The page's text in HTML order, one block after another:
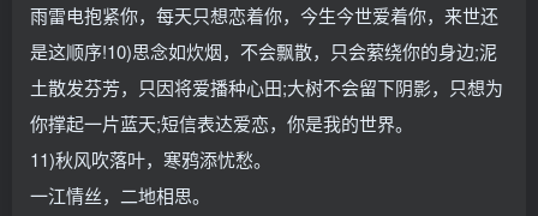
雨雷电抱紧你，每天只想恋着你，今生今世爱着你，来世还
是这顺序!10)思念如炊烟，不会飘散，只会萦绕你的身边;泥
土散发芬芳，只因将爱播种心田;大树不会留下阴影，只想为
你撑起一片蓝天;短信表达爱恋，你是我的世界。
11)秋风吹落叶，寒鸦添忧愁。
一江情丝，二地相思。